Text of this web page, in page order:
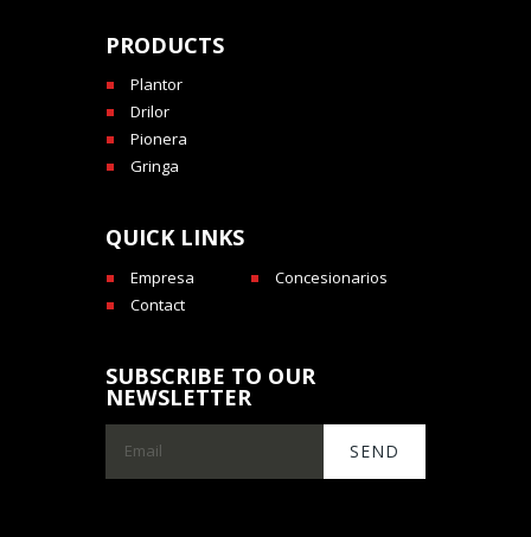
PRODUCTS
Plantor
Drilor
Pionera
Gringa
QUICK LINKS
Empresa
Concesionarios
Contact
SUBSCRIBE TO OUR
NEWSLETTER